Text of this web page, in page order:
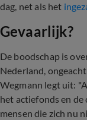
dag, net als het
Gevaarlijk?
De boodschap is
Nederland,
Wegmann legt uit:
het actiefonds en de
mensen die zich nu